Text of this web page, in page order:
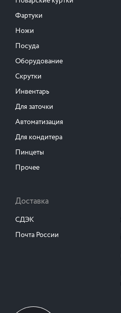
Фартуки
Ножи
Посуда
Оборудование
Скрутки
Инвентарь
Для заточки
Автоматизация
Для кондитера
Пинцеты
Прочее
Доставка
СДЭК
Почта России